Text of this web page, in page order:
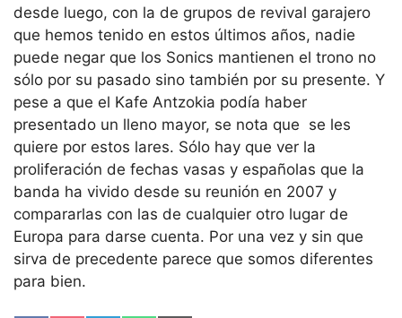
desde luego, con la de grupos de revival garajero
que hemos tenido en estos últimos años, nadie
puede negar que los Sonics mantienen el trono no
sólo por su pasado sino también por su presente. Y
pese a que el Kafe Antzokia podía haber
presentado un lleno mayor, se nota que se les
quiere por estos lares. Sólo hay que ver la
proliferación de fechas vasas y españolas que la
banda ha vivido desde su reunión en 2007 y
compararlas con las de cualquier otro lugar de
Europa para darse cuenta. Por una vez y sin que
sirva de precedente parece que somos diferentes
para bien.